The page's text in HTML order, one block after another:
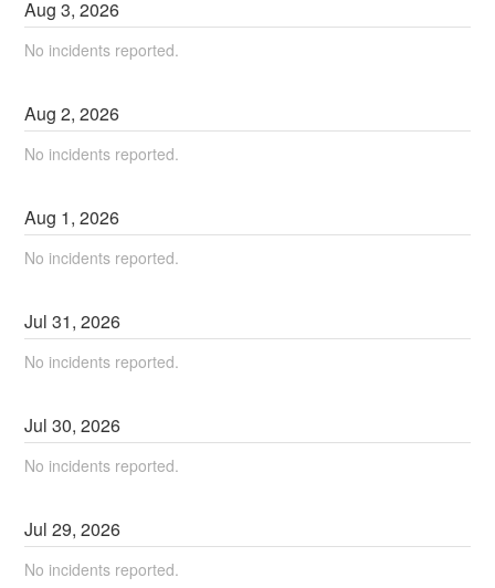
Aug3,2026
No incidents reported.
Aug2,2026
No incidents reported.
Aug 1,2026
No incidents reported.
Jul31,2026
No incidents reported.
Jul30,2026
No incidents reported.
Jul29,2026
No incidents reported.